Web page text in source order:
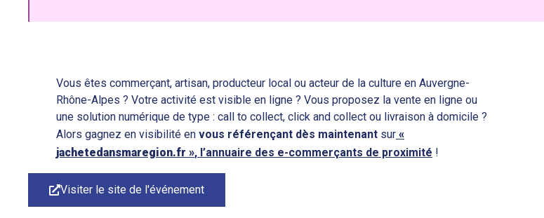
Vous êtes commerçant, artisan, producteur local ou acteur de la culture en Auvergne-
Rhône-Alpes ? Votre activité est visible en ligne ? Vous proposez la vente en ligne ou
une solution numérique de type : call to collect, click and collect ou livraison à domicile ?
Alors gagnez en visibilité en vous référençant dès maintenant sur «
jachetedansmaregion.fr », l’annuaire des e-commerçants de proximité !
Visiter le site de l'événement